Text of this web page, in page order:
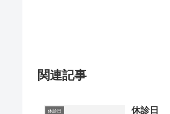
関連記事
休診日 休診日